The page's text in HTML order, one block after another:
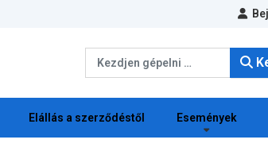
Elállás a szerződéstől Események